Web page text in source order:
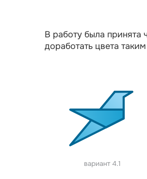
В работу была принята
доработать цвета